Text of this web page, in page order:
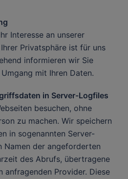
Interesse an unserer
Privatsphäre ist für uns
informieren wir Sie
mit Ihren Daten.
in Server-Logfiles
besuchen, ohne
zu machen. Wir speichern
in sogenannten Server-
Namen der angeforderten
des Abrufs, übertragene
anfragenden Provider. Diese